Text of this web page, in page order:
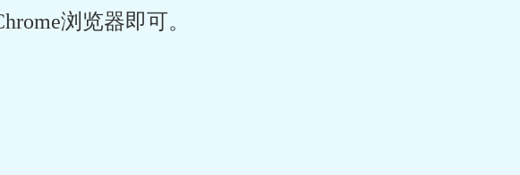
浏览器即可。